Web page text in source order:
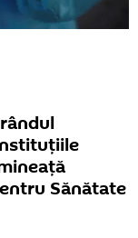
Sănătate